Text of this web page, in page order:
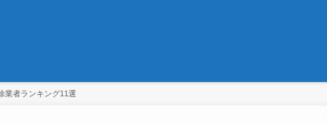
業者ランキング11選